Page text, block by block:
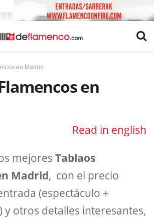
en Madrid
en
Read in english
mejores Tablaos
Madrid, con el precio
(espectáculo +
y otros detalles interesantes,